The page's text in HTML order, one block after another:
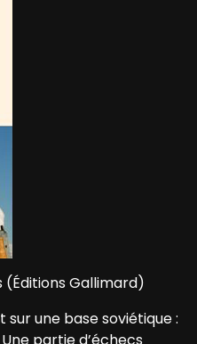
(Éditions Gallimard)
sur une base soviétique :
Une partie d’échecs